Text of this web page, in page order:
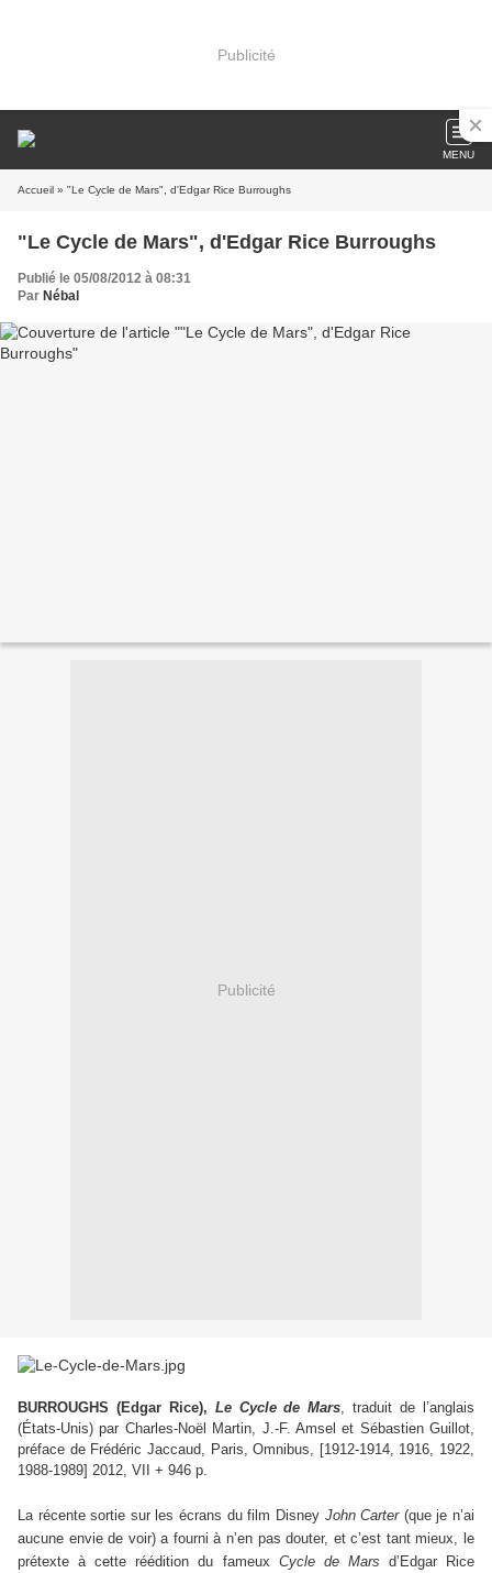
Publicité
MENU
Accueil » "Le Cycle de Mars", d'Edgar Rice Burroughs
"Le Cycle de Mars", d'Edgar Rice Burroughs
Publié le 05/08/2012 à 08:31
Par Nébal
Publicité
BURROUGHS (Edgar Rice), Le Cycle de Mars, traduit de l’anglais
(États-Unis) par Charles-Noël Martin, J.-F. Amsel et Sébastien Guillot,
préface de Frédéric Jaccaud, Paris, Omnibus, [1912-1914, 1916, 1922,
1988-1989] 2012, VII + 946 p.
La récente sortie sur les écrans du film Disney John Carter(que je n’ai
aucune envie de voir) a fourni à n’en pas douter, et c’est tant mieux, le
prétexte à cette réédition du fameux Cycle de Mars d’Edgar Rice